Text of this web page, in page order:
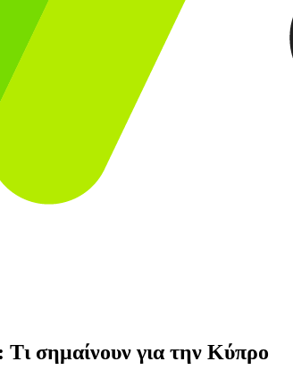
Τι σημαίνουν για την Κύπρο